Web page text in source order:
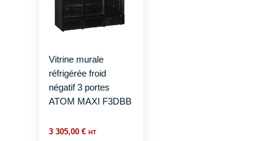
Vitrine murale
réfrigérée froid
négatif 3 portes
ATOM MAXI F3DBB
3 305,00€ HT